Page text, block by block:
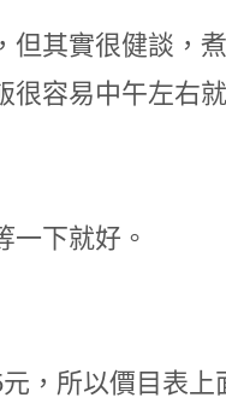
其實很健談，
容易中午左右
一下就好。
，所以價目表